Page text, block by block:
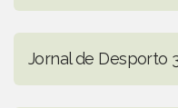
Jornal de Desporto